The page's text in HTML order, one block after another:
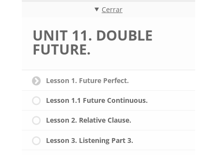
Cerrar
UNIT 11. DOUBLE
FUTURE.
Lesson 1. Future Perfect.
Lesson 1.1 Future Continuous.
Lesson 2. Relative Clause.
Lesson 3. Listening Part 3.